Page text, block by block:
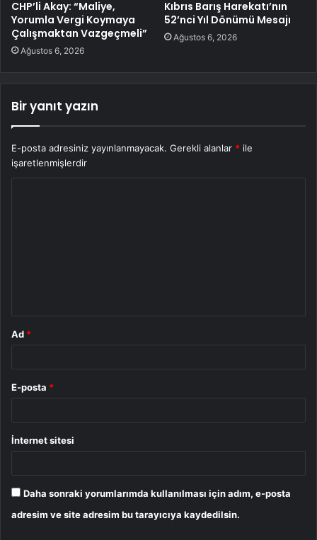
CHP’li Akay: “Maliye,
Yorumla Vergi Koymaya
Çalışmaktan Vazgeçmeli”
Ağustos 6, 2026
Kıbrıs Barış Harekatı’nın
52’nci Yıl Dönümü Mesajı
Ağustos 6, 2026
Bir yanıt yazın
E-posta adresiniz yayınlanmayacak. Gerekli alanlar * ile
işaretlenmişlerdir
Ad *
E-posta *
İnternet sitesi
Daha sonraki yorumlarımda kullanılması için adım, e-posta
adresim ve site adresim bu tarayıcıya kaydedilsin.